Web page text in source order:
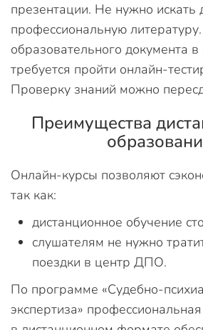
презентации. Не нужно искать
профессиональную
образовательного документа в
требуется пройти онлайн-
Проверку знаний можно
Преимущества
Онлайн-курсы позволяют
так как:
дистанционное обучение
слушателям не нужно
поездки в центр ДПО.
По программе «Судебно-
экспертиза»